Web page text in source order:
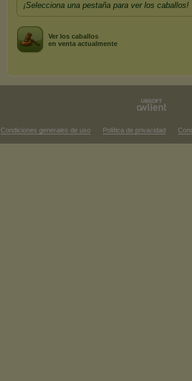
¡Selecciona una pestaña para ver los caballos!
Ver los caballos
en venta actualmente
Condiciones generales de uso Política de privacidad